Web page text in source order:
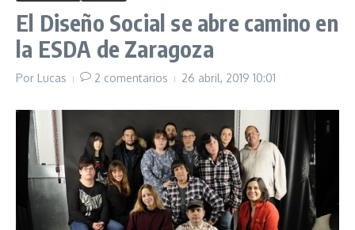
El Diseño Social se abre camino en
la ESDA de Zaragoza
Por Lucas 2 comentarios 26 abril, 2019 10:01